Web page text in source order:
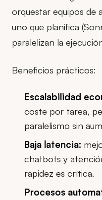
orquestar equipos de
uno que planifica
paralelizan la
Beneficios prácticos:
Escalabilidad
coste por tarea,
paralelismo sin
Baja latencia:
chatbots y
rapidez es crítica.
Procesos